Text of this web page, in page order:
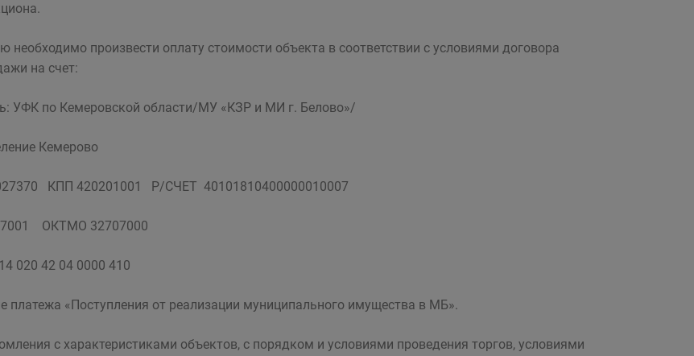
необходимо произвести оплату стоимости объекта в соответствии с условиями договора
на счет:
УФК по Кемеровской области/МУ «КЗР и МИ г. Белово»/
Кемерово
КПП 420201001 Р/СЧЕТ 40101810400000010007
ОКТМО 32707000
020 42 04 0000 410
платежа «Поступления от реализации муниципального имущества в МБ».
с характеристиками объектов, с порядком и условиями проведения торгов, условиями